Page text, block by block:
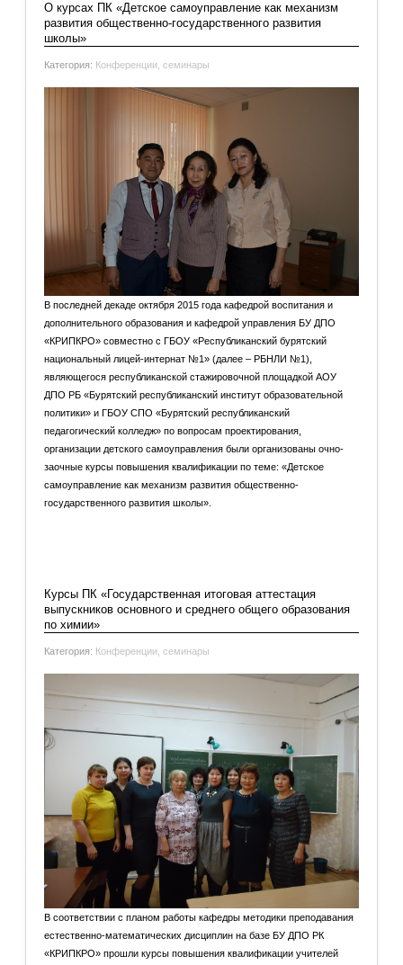
О курсах ПК «Детское самоуправление как механизм
развития общественно-государственного развития
школы»
Категория: Конференции, семинары
В последней декаде октября 2015 года кафедрой воспитания и
дополнительного образования и кафедрой управления БУ ДПО
«КРИПКРО» совместно с ГБОУ «Республиканский бурятский
национальный лицей-интернат №1» (далее – РБНЛИ №1),
являющегося республиканской стажировочной площадкой АОУ
ДПО РБ «Бурятский республиканский институт образовательной
политики» и ГБОУ СПО «Бурятский республиканский
педагогический колледж» по вопросам проектирования,
организации детского самоуправления были организованы очно-
заочные курсы повышения квалификации по теме: «Детское
самоуправление как механизм развития общественно-
государственного развития школы».
Курсы ПК «Государственная итоговая аттестация
выпускников основного и среднего общего образования
по химии»
Категория: Конференции, семинары
В соответствии с планом работы кафедры методики преподавания
естественно-математических дисциплин на базе БУ ДПО РК
«КРИПКРО» прошли курсы повышения квалификации учителей